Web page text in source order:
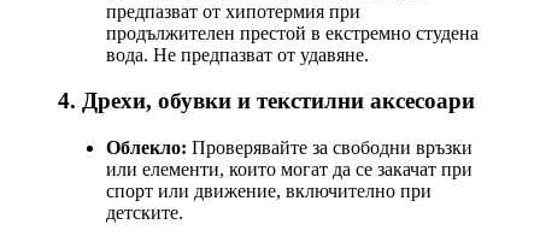
предпазват от хипотермия при
продължителен престой в екстремно студена
вода. Не предпазват от удавяне.
4. Дрехи, обувки и текстилни аксесоари
Облекло: Проверявайте за свободни връзки
или елементи, които могат да се закачат при
спорт или движение, включително при
детските.